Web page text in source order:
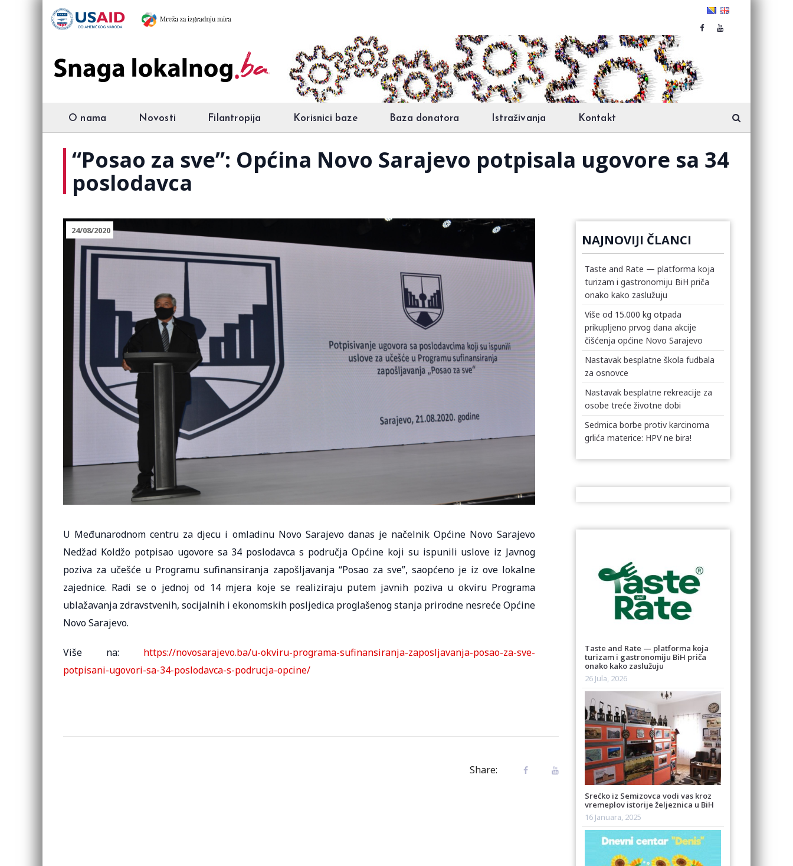
O nama Novosti Filantropija Korisnici baze Baza donatora Istraživanja Kontakt
“Posao za sve”: Općina Novo Sarajevo potpisala ugovore sa 34
poslodavca
24/08/2020
U Međunarodnom centru za djecu i omladinu Novo Sarajevo danas je načelnik Općine Novo Sarajevo
Nedžad Koldžo potpisao ugovore sa 34 poslodavca s područja Općine koji su ispunili uslove iz Javnog
poziva za učešće u Programu sufinansiranja zapošljavanja “Posao za sve”, saopćeno je iz ove lokalne
zajednice. Radi se o jednoj od 14 mjera koje se realiziraju putem javnih poziva u okviru Programa
ublažavanja zdravstvenih, socijalnih i ekonomskih posljedica proglašenog stanja prirodne nesreće Općine
Novo Sarajevo.
Više na: https://novosarajevo.ba/u-okviru-programa-sufinansiranja-zaposljavanja-posao-za-sve-
potpisani-ugovori-sa-34-poslodavca-s-podrucja-opcine/
Share:
NAJNOVIJI ČLANCI
Taste and Rate — platforma koja
turizam i gastronomiju BiH priča
onako kako zaslužuju
Više od 15.000 kg otpada
prikupljeno prvog dana akcije
čišćenja općine Novo Sarajevo
Nastavak besplatne škola fudbala
za osnovce
Nastavak besplatne rekreacije za
osobe treće životne dobi
Sedmica borbe protiv karcinoma
grlića materice: HPV ne bira!
Taste and Rate — platforma koja
turizam i gastronomiju BiH priča
onako kako zaslužuju
26 Jula, 2026
Srećko iz Semizovca vodi vas kroz
vremeplov istorije željeznica u BiH
16 Januara, 2025